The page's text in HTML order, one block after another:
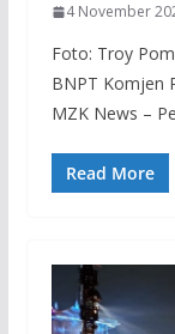
4 November
Foto: Troy
BNPT Komjen
MZK News –
Read More